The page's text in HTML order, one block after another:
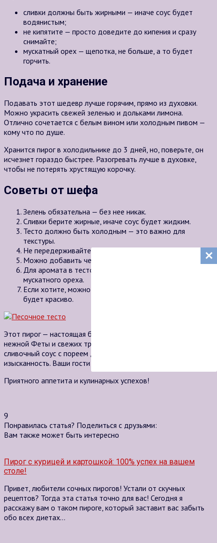
сливки должны быть жирными — иначе соус будет
водянистым;
не кипятите — просто доведите до кипения и сразу
снимайте;
мускатный орех — щепотка, не больше, а то будет
горчить.
Подача и хранение
Подавать этот шедевр лучше горячим, прямо из духовки.
Можно украсить свежей зеленью и дольками лимона.
Отлично сочетается с белым вином или холодным пивом —
кому что по душе.
Хранится пирог в холодильнике до 3 дней, но, поверьте, он
исчезнет гораздо быстрее. Разогревать лучше в духовке,
чтобы не потерять хрустящую корочку.
Советы от шефа
Зелень обязательна — без нее никак.
Сливки берите жирные, иначе соус будет жидким.
Тесто должно быть холодным — это важно для
текстуры.
Не передерживайте в духовке, а то получится сухарь.
Можно добавить чеснок — придаст пикантности.
Для аромата в тесто можно добавить щепотку
мускатного ореха.
Если хотите, можно сделать решётку сверху из теста —
будет красиво.
Этот пирог — настоящая бомба! Сочетание солёной семги,
нежной Феты и свежих трав создаёт неповторимый вкус. А
сливочный соус с пореем добавляет блюду особую
изысканность. Ваши гости будут в полном восторге, обещаю!
Приятного аппетита и кулинарных успехов!
9
Понравилась статья? Поделиться с друзьями:
Вам также может быть интересно
Пирог с курицей и картошкой: 100% успех на вашем
столе!
Привет, любители сочных пирогов! Устали от скучных
рецептов? Тогда эта статья точно для вас! Сегодня я
расскажу вам о таком пироге, который заставит вас забыть
обо всех диетах…